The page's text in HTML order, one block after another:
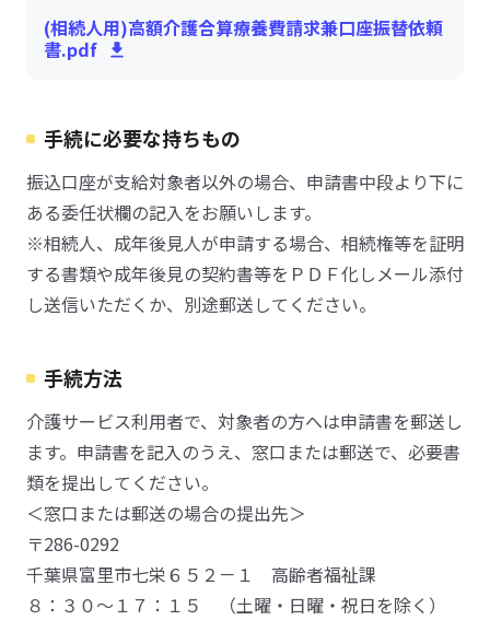
(相続人用)高額介護合算療養費請求兼口座振替依頼
書.pdf
手続に必要な持ちもの
振込口座が支給対象者以外の場合、申請書中段より下に
ある委任状欄の記入をお願いします。
※相続人、成年後見人が申請する場合、相続権等を証明
する書類や成年後見の契約書等をＰＤＦ化しメール添付
し送信いただくか、別途郵送してください。
手続方法
介護サービス利用者で、対象者の方へは申請書を郵送し
ます。申請書を記入のうえ、窓口または郵送で、必要書
類を提出してください。
＜窓口または郵送の場合の提出先＞
〒286-0292
千葉県富里市七栄６５２－１ 高齢者福祉課
８：３０～１７：１５ （土曜・日曜・祝日を除く）